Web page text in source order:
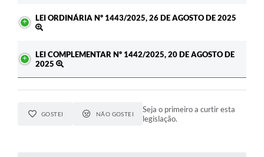
LEI ORDINÁRIA Nº 1443/2025, 26 DE AGOSTO DE 2025
LEI COMPLEMENTAR Nº 1442/2025, 20 DE AGOSTO DE
2025
GOSTEI NÃO GOSTEI
Seja o primeiro a curtir esta
legislação.